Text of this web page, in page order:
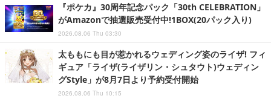
『ポケカ』30周年記念パック「30th CELEBRATION」
がAmazonで抽選販売受付中!1BOX(20パック入り)
2026.08.06 Thu 03:30
太ももにも目が惹かれるウェディング姿のライザ! フィ
ギュア「ライザ(ライザリン・シュタウト)ウェディン
グStyle」が8月7日より予約受付開始
2026.08.06 Thu 10:15